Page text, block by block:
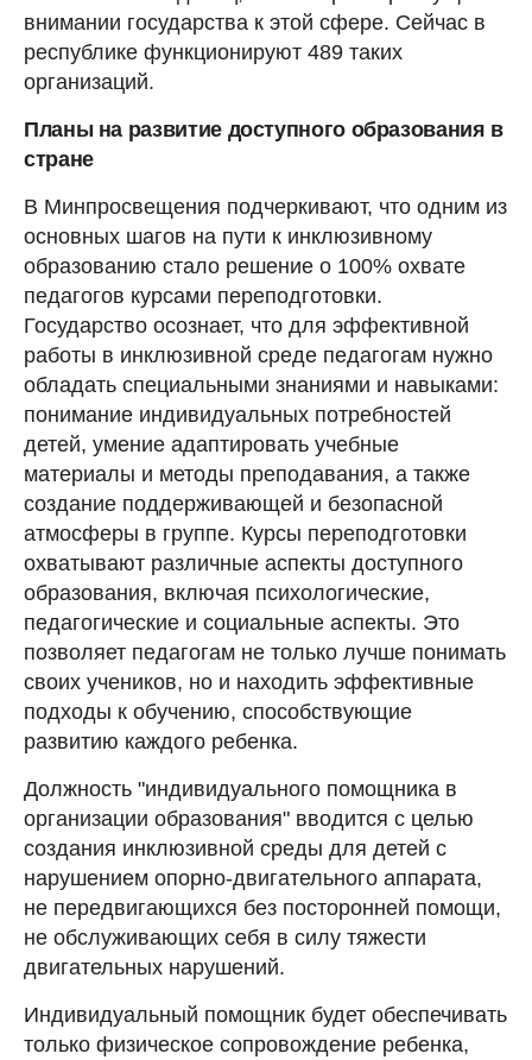
внимании государства к этой сфере. Сейчас в
республике функционируют 489 таких
организаций.
Планы на развитие доступного образования в
стране
В Минпросвещения подчеркивают, что одним из
основных шагов на пути к инклюзивному
образованию стало решение о 100% охвате
педагогов курсами переподготовки.
Государство осознает, что для эффективной
работы в инклюзивной среде педагогам нужно
обладать специальными знаниями и навыками:
понимание индивидуальных потребностей
детей, умение адаптировать учебные
материалы и методы преподавания, а также
создание поддерживающей и безопасной
атмосферы в группе. Курсы переподготовки
охватывают различные аспекты доступного
образования, включая психологические,
педагогические и социальные аспекты. Это
позволяет педагогам не только лучше понимать
своих учеников, но и находить эффективные
подходы к обучению, способствующие
развитию каждого ребенка.
Должность "индивидуального помощника в
организации образования" вводится с целью
создания инклюзивной среды для детей с
нарушением опорно-двигательного аппарата,
не передвигающихся без посторонней помощи,
не обслуживающих себя в силу тяжести
двигательных нарушений.
Индивидуальный помощник будет обеспечивать
только физическое сопровождение ребенка,